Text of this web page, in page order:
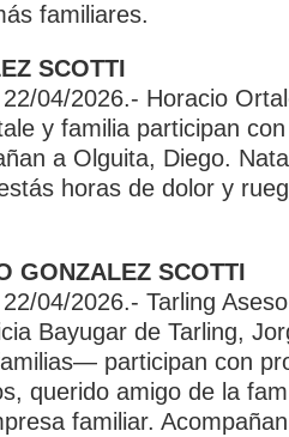
familiares.
SCOTTI
04/2026.- Horacio
y familia participan
a Olguita, Diego.
horas de dolor y
GONZALEZ SCOTTI
04/2026.- Tarling
Bayugar de Tarling,
participan con
querido amigo de la
familiar.